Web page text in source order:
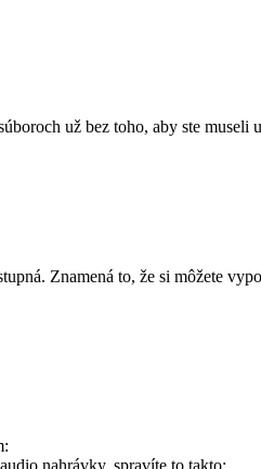
už bez toho, aby ste
Znamená to, že si môžete
nahrávky, spravíte to takto: